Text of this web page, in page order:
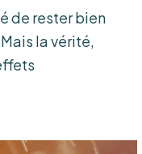
de rester bien
la vérité,